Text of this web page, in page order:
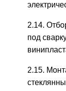
2.14.
под
2.15.